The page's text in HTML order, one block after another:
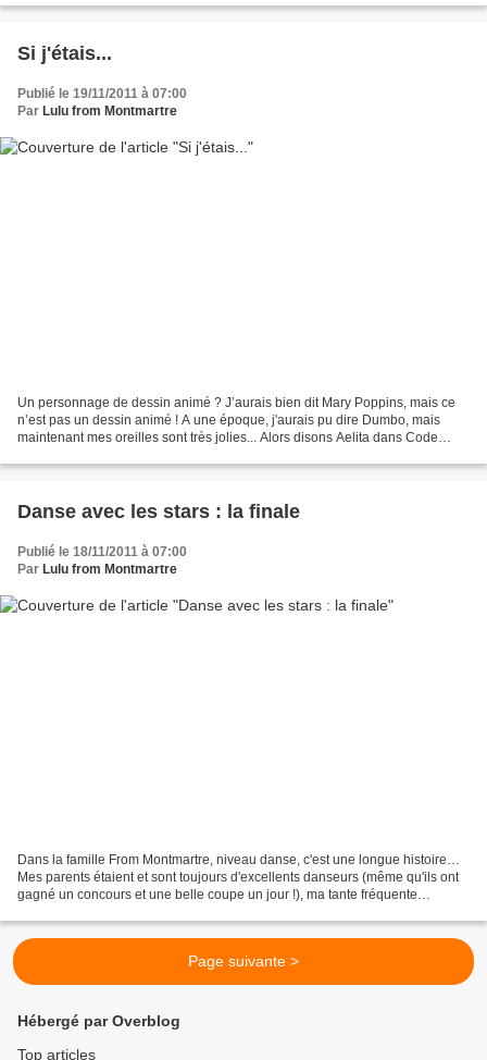
Si j'étais...
Publié le 19/11/2011 à 07:00
Par Lulu from Montmartre
Un personnage de dessin animé ? J’aurais bien dit Mary Poppins, mais ce
n’est pas un dessin animé ! A une époque, j'aurais pu dire Dumbo, mais
maintenant mes oreilles sont très jolies... Alors disons Aelita dans Code
Danse avec les stars : la finale
Publié le 18/11/2011 à 07:00
Par Lulu from Montmartre
Dans la famille From Montmartre, niveau danse, c'est une longue histoire…
Mes parents étaient et sont toujours d'excellents danseurs (même qu'ils ont
gagné un concours et une belle coupe un jour !), ma tante fréquente
Page suivante >
Hébergé par Overblog
Top articles